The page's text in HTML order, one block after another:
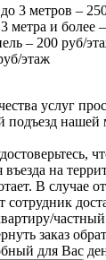
3 метров –
метра и более
– 200 руб/
этаж
услуг
подъезд
въезда на
В случае
сотрудник
заказ
для Вас